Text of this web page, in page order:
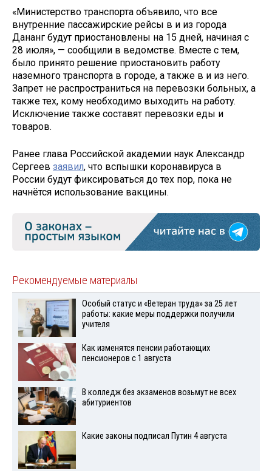
«Министерство транспорта объявило, что все
внутренние пассажирские рейсы в и из города
Дананг будут приостановлены на 15 дней, начиная с
28 июля», — сообщили в ведомстве. Вместе с тем,
было принято решение приостановить работу
наземного транспорта в городе, а также в и из него.
Запрет не распространиться на перевозки больных, а
также тех, кому необходимо выходить на работу.
Исключение также составят перевозки еды и
товаров.
Ранее глава Российской академии наук Александр
Сергеев заявил, что вспышки коронавируса в
России будут фиксироваться до тех пор, пока не
начнётся использование вакцины.
Рекомендуемые материалы
Особый статус и «Ветеран труда» за 25 лет
работы: какие меры поддержки получили
учителя
Как изменятся пенсии работающих
пенсионеров с 1 августа
В колледж без экзаменов возьмут не всех
абитуриентов
Какие законы подписал Путин 4 августа